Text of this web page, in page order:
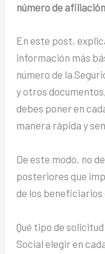
número de
En este post,
información más
número de la
y otros
debes poner en
manera rápida y
De este modo, no
posteriores que
de los beneficiarios
Qué tipo de
Social elegir en